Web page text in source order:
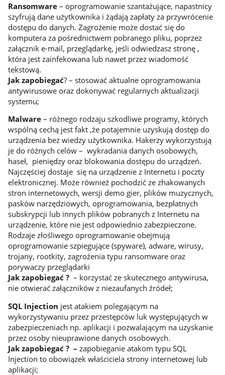
Ransomware – oprogramowanie szantażujące, napastnicy
szyfrują dane użytkownika i żądają zapłaty za przywrócenie
dostępu do danych. Zagrożenie może dostać się do
komputera za pośrednictwem pobranego pliku, poprzez
załącznik e-mail, przeglądarkę, jeśli odwiedzasz stronę ,
która jest zainfekowana lub nawet przez wiadomość
tekstową.
Jak zapobiegać? – stosować aktualne oprogramowania
antywirusowe oraz dokonywać regularnych aktualizacji
systemu;
Malware – różnego rodzaju szkodliwe programy, których
wspólną cechą jest fakt ,że potajemnie uzyskują dostęp do
urządzenia bez wiedzy użytkownika. Hakerzy wykorzystują
je do różnych celów – wykradania danych osobowych,
haseł, pieniędzy oraz blokowania dostępu do urządzeń.
Najczęściej dostaje się na urządzenie z Internetu i poczty
elektronicznej. Może również pochodzić ze zhakowanych
stron internetowych, wersji demo gier, plików muzycznych,
pasków narzędziowych, oprogramowania, bezpłatnych
subskrypcji lub innych plików pobranych z Internetu na
urządzenie, które nie jest odpowiednio zabezpieczone.
Rodzaje złośliwego oprogramowanie obejmują
oprogramowanie szpiegujące (spyware), adware, wirusy,
trojany, rootkity, zagrożenia typu ransomware oraz
porywaczy przeglądarki
Jak zapobiegać ? – korzystać ze skutecznego antywirusa,
nie otwierać załączników z niezaufanych źródeł;
SQL Injection jest atakiem polegającym na
wykorzystywaniu przez przestępców luk występujących w
zabezpieczeniach np. aplikacji i pozwalającym na uzyskanie
przez osoby nieuprawione danych osobowych.
Jak zapobiegać ? – zapobieganie atakom typu SQL
Injection to obowiązek właściciela strony internetowej lub
aplikacji;